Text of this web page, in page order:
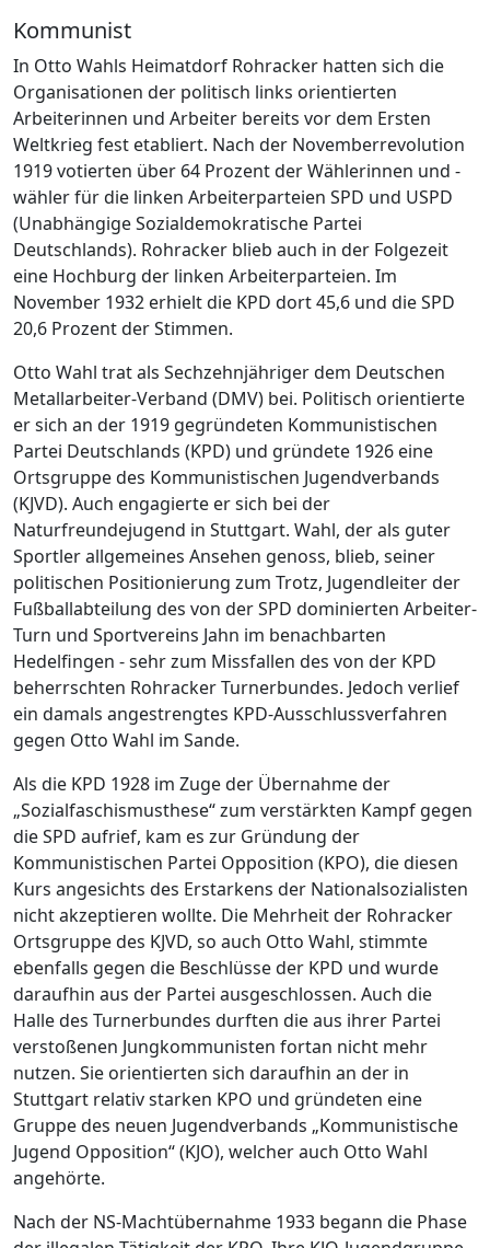
Kommunist
In Otto Wahls Heimatdorf Rohracker hatten sich die
Organisationen der politisch links orientierten
Arbeiterinnen und Arbeiter bereits vor dem Ersten
Weltkrieg fest etabliert. Nach der Novemberrevolution
1919 votierten über 64 Prozent der Wählerinnen und -
wähler für die linken Arbeiterparteien SPD und USPD
(Unabhängige Sozialdemokratische Partei
Deutschlands). Rohracker blieb auch in der Folgezeit
eine Hochburg der linken Arbeiterparteien. Im
November 1932 erhielt die KPD dort 45,6 und die SPD
20,6 Prozent der Stimmen.
Otto Wahl trat als Sechzehnjähriger dem Deutschen
Metallarbeiter-Verband (DMV) bei. Politisch orientierte
er sich an der 1919 gegründeten Kommunistischen
Partei Deutschlands (KPD) und gründete 1926 eine
Ortsgruppe des Kommunistischen Jugendverbands
(KJVD). Auch engagierte er sich bei der
Naturfreundejugend in Stuttgart. Wahl, der als guter
Sportler allgemeines Ansehen genoss, blieb, seiner
politischen Positionierung zum Trotz, Jugendleiter der
Fußballabteilung des von der SPD dominierten Arbeiter-
Turn und Sportvereins Jahn im benachbarten
Hedelfingen - sehr zum Missfallen des von der KPD
beherrschten Rohracker Turnerbundes. Jedoch verlief
ein damals angestrengtes KPD-Ausschlussverfahren
gegen Otto Wahl im Sande.
Als die KPD 1928 im Zuge der Übernahme der
„Sozialfaschismusthese“ zum verstärkten Kampf gegen
die SPD aufrief, kam es zur Gründung der
Kommunistischen Partei Opposition (KPO), die diesen
Kurs angesichts des Erstarkens der Nationalsozialisten
nicht akzeptieren wollte. Die Mehrheit der Rohracker
Ortsgruppe des KJVD, so auch Otto Wahl, stimmte
ebenfalls gegen die Beschlüsse der KPD und wurde
daraufhin aus der Partei ausgeschlossen. Auch die
Halle des Turnerbundes durften die aus ihrer Partei
verstoßenen Jungkommunisten fortan nicht mehr
nutzen. Sie orientierten sich daraufhin an der in
Stuttgart relativ starken KPO und gründeten eine
Gruppe des neuen Jugendverbands „Kommunistische
Jugend Opposition“ (KJO), welcher auch Otto Wahl
angehörte.
Nach der NS-Machtübernahme 1933 begann die Phase